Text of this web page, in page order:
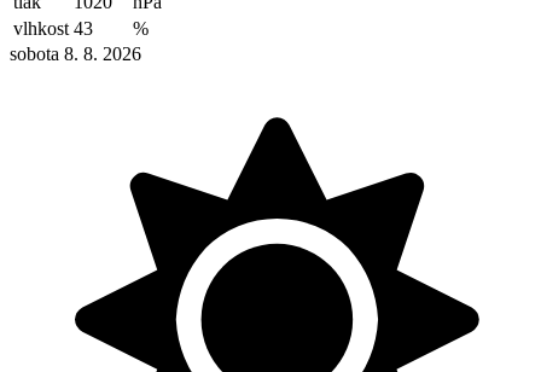
vlhkost 43
%
sobota 8. 8. 2026